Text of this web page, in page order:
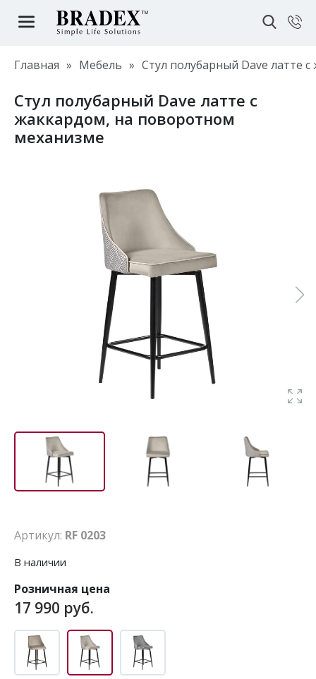
Главная » Мебель » Стул полубарный Dave латте
Стул полубарный Dave латте с
жаккардом, на поворотном
механизме
Артикул: RF 0203
В наличии
Розничная цена
17 990 руб.